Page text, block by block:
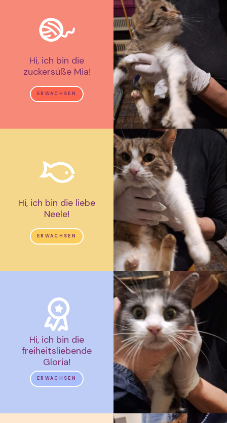
Hi, ich bin die
zuckersüße Mia!
ERWACHSEN
Hi, ich bin die liebe
Neele!
ERWACHSEN
Hi, ich bin die
freiheitsliebende
Gloria!
ERWACHSEN